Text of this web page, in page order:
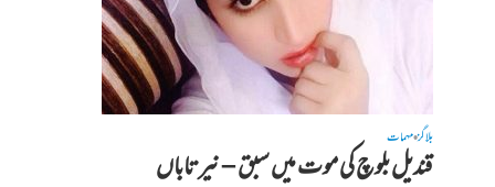
بلاگز•مہمات
قندیل بلوچ کی موت میں سبق – نیر تاباں